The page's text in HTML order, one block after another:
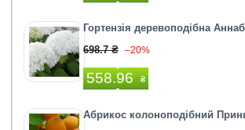
Гортензія деревоподібна
698.7 ₴ –20%
558.96 ₴
Абрикос колоноподібний